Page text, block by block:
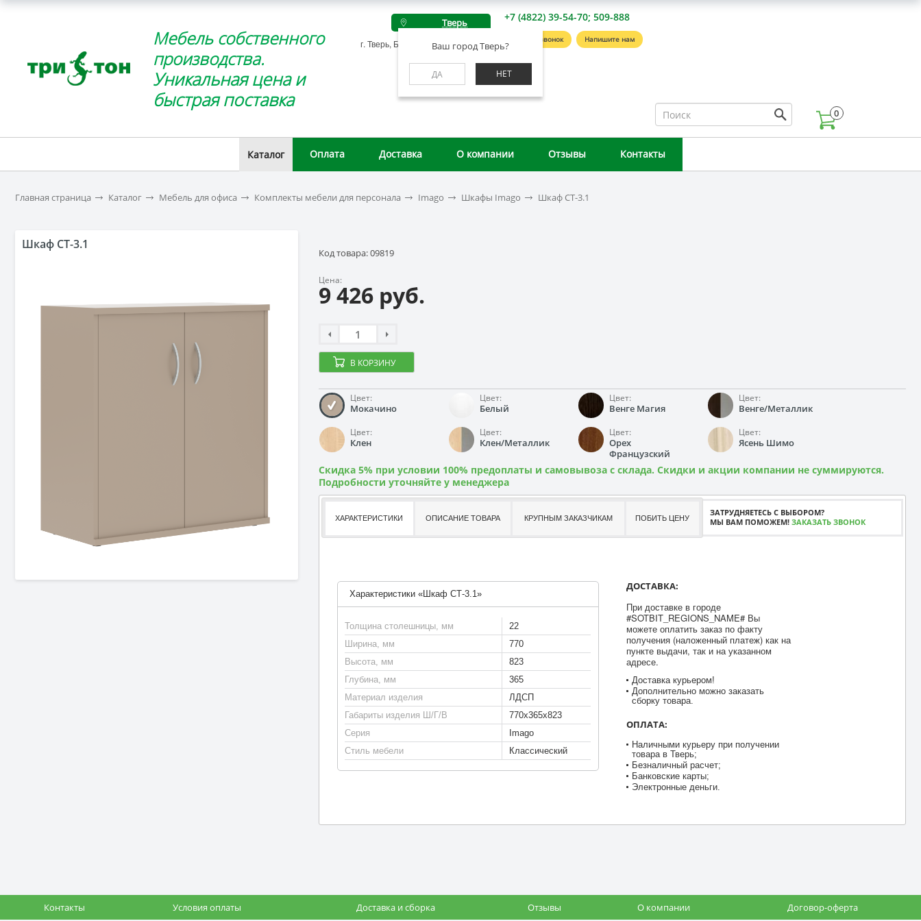
Мебель собственного
производства.
Уникальная цена и
быстрая поставка
Тверь
Ваш город Тверь?
ДА НЕТ
г. Тверь, Беляковский пер., д. 46А
+7 (4822) 39-54-70; 509-888
Заказать звонок Напишите нам
0
Каталог Оплата Доставка О компании Отзывы Контакты
Главная страница Каталог Мебель для офиса Комплекты мебели для персонала Imago Шкафы Imago Шкаф СТ-3.1
Шкаф СТ-3.1
Код товара: 09819
Цена:
9 426 руб.
В КОРЗИНУ
Цвет:
Мокачино
Цвет:
Белый
Цвет:
Венге Магия
Цвет:
Венге/Металлик
Цвет:
Клен
Цвет:
Клен/Металлик
Цвет:
Орех
Французский
Цвет:
Ясень Шимо
Скидка 5% при условии 100% предоплаты и самовывоза с склада. Скидки и акции компании не суммируются.
Подробности уточняйте у менеджера
ХАРАКТЕРИСТИКИ ОПИСАНИЕ ТОВАРА КРУПНЫМ ЗАКАЗЧИКАМ ПОБИТЬ ЦЕНУ
ЗАТРУДНЯЕТЕСЬ С ВЫБОРОМ?
МЫ ВАМ ПОМОЖЕМ! ЗАКАЗАТЬ ЗВОНОК
Характеристики «Шкаф СТ-3.1»
Толщина столешницы, мм
22
Ширина, мм
770
Высота, мм
823
Глубина, мм
365
Материал изделия
ЛДСП
Габариты изделия Ш/Г/В
770х365х823
Серия
Imago
Стиль мебели
Классический
ДОСТАВКА:
При доставке в городе
#SOTBIT_REGIONS_NAME# Вы
можете оплатить заказ по факту
получения (наложенный платеж) как на
пункте выдачи, так и на указанном
адресе.
Доставка курьером!
Дополнительно можно заказать
сборку товара.
ОПЛАТА:
Наличными курьеру при получении
товара в Тверь;
Безналичный расчет;
Банковские карты;
Электронные деньги.
Контакты Условия оплаты Доставка и сборка Отзывы О компании Договор-оферта